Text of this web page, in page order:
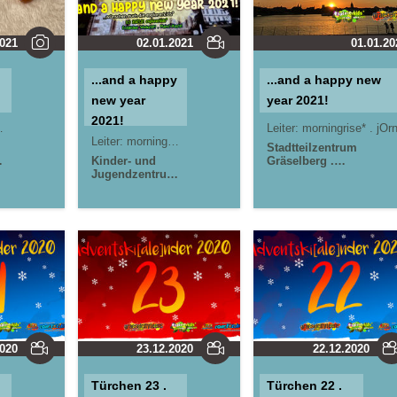
02.01.2021
...and a happy
new year
2021!
Leiter: morningrise* . jOrn
Kinder- und
Jugendzentrum
...and a happy new
year 2021!
Leiter: morningrise* . jOrn
Stadtteilzentrum
Gräselberg .
23.12.2020
Türchen 23 .
22.12.2020
Türchen 22 .